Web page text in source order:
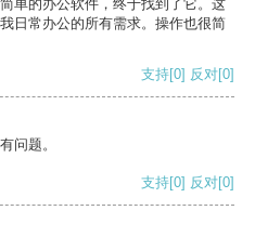
单的办公软件，终于找到了它。这
日常办公的所有需求。操作也很简
支持[0] 反对[0]
问题。
支持[0] 反对[0]